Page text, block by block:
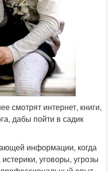
смотрят интернет, книги,
дабы пойти в садик
информации, когда
уговоры, угрозы